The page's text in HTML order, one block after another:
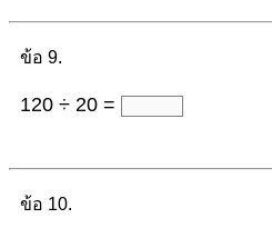
ข้อ 9.
120 ÷ 20 =
ข้อ 10.